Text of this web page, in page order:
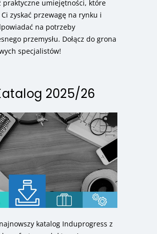
praktyczne umiejętności, które
zyskać przewagę na rynku i
na potrzeby
przemysłu. Dołącz do grona
specjalistów!
2025/26
katalog Induprogress z